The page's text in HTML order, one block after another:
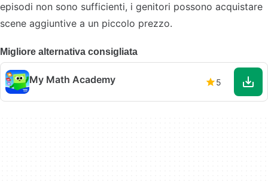
episodi non sono sufficienti, i genitori possono acquistare
scene aggiuntive a un piccolo prezzo.
Migliore alternativa consigliata
My Math Academy 5